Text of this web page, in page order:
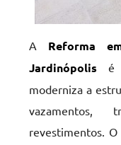
A Reforma
Jardinópolis é
moderniza a
vazamentos,
revestimentos.